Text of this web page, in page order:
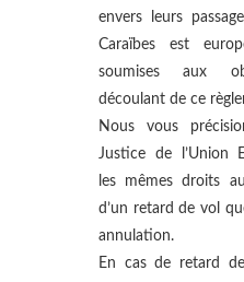
envers leurs
Caraïbes est
soumises aux
découlant de ce
Nous vous
Justice de l’Union
les mêmes droits
d’un retard de vol
annulation.
En cas de retard